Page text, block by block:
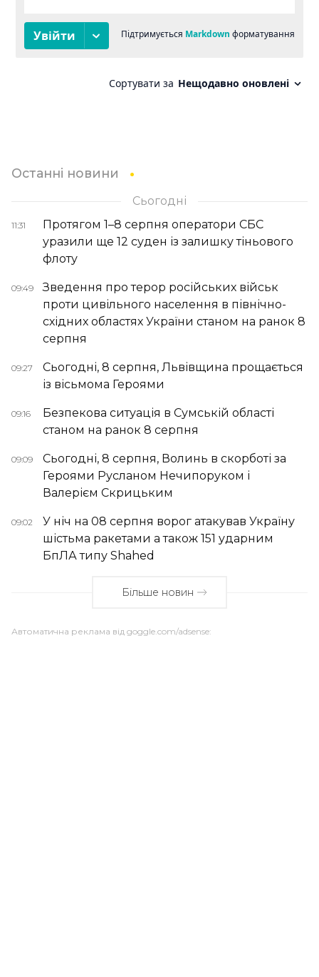
Останні новини
Сьогодні
11:31
Протягом 1–8 серпня оператори СБС
уразили ще 12 суден із залишку тіньового
флоту
09:49
Зведення про терор російських військ
проти цивільного населення в північно-
східних областях України станом на ранок 8
серпня
09:27
Сьогодні, 8 серпня, Львівщина прощається
із вісьмома Героями
09:16
Безпекова ситуація в Сумській області
станом на ранок 8 серпня
09:09
Сьогодні, 8 серпня, Волинь в скорботі за
Героями Русланом Нечипоруком і
Валерієм Скрицьким
09:02
У ніч на 08 серпня ворог атакував Україну
шістьма ракетами а також 151 ударним
БпЛА типу Shahed
Більше новин
Автоматична реклама від goggle.com/adsense: